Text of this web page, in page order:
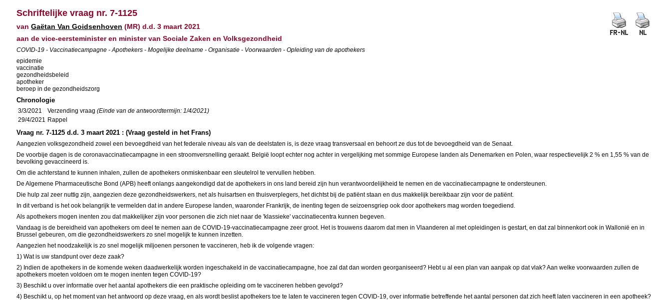
Schriftelijke vraag nr. 7-1125
vanGaëtan Van Goidsenhoven (MR) d.d. 3 maart 2021
aan de vice-eersteminister en minister van Sociale Zaken en Volksgezondheid
COVID-19 - Vaccinatiecampagne - Apothekers - Mogelijke deelname - Organisatie - Voorwaarden - Opleiding van de apothekers
epidemie
vaccinatie
gezondheidsbeleid
apotheker
beroep in de gezondheidszorg
Chronologie
3/3/2021 Verzending vraag(Einde van de antwoordtermijn: 1/4/2021)
29/4/2021 Rappel
Vraag nr. 7-1125 d.d. 3 maart 2021 : (Vraag gesteld in het Frans)
Aangezien volksgezondheid zowel een bevoegdheid van het federale niveau als van de deelstaten is, is deze vraag transversaal en behoort ze dus tot de bevoegdheid van de Senaat.
De voorbije dagen is de coronavaccinatiecampagne in een stroomversnelling geraakt. België loopt echter nog achter in vergelijking met sommige Europese landen als Denemarken en Polen, waar respectievelijk 2 % en 1,55 % van de
bevolking gevaccineerd is.
Om die achterstand te kunnen inhalen, zullen de apothekers onmiskenbaar een sleutelrol te vervullen hebben.
De Algemene Pharmaceutische Bond (APB) heeft onlangs aangekondigd dat de apothekers in ons land bereid zijn hun verantwoordelijkheid te nemen en de vaccinatiecampagne te ondersteunen.
Die hulp zal zeer nuttig zijn, aangezien deze gezondheidswerkers, net als huisartsen en thuisverplegers, het dichtst bij de patiënt staan en dus makkelijk bereikbaar zijn voor de patiënt.
In dit verband is het ook belangrijk te vermelden dat in andere Europese landen, waaronder Frankrijk, de inenting tegen de seizoensgriep ook door apothekers mag worden toegediend.
Als apothekers mogen inenten zou dat makkelijker zijn voor personen die zich niet naar de 'klassieke' vaccinatiecentra kunnen begeven.
Vandaag is de bereidheid van apothekers om deel te nemen aan de COVID-19-vaccinatiecampagne zeer groot. Het is trouwens daarom dat men in Vlaanderen al met opleidingen is gestart, en dat zal binnenkort ook in Wallonië en in
Brussel gebeuren, om die gezondheidswerkers zo snel mogelijk te kunnen inzetten.
Aangezien het noodzakelijk is zo snel mogelijk miljoenen personen te vaccineren, heb ik de volgende vragen:
1) Wat is uw standpunt over deze zaak?
2) Indien de apothekers in de komende weken daadwerkelijk worden ingeschakeld in de vaccinatiecampagne, hoe zal dat dan worden georganiseerd? Hebt u al een plan van aanpak op dat vlak? Aan welke voorwaarden zullen de
apothekers moeten voldoen om te mogen inenten tegen COVID-19?
3) Beschikt u over informatie over het aantal apothekers die een praktische opleiding om te vaccineren hebben gevolgd?
4) Beschikt u, op het moment van het antwoord op deze vraag, en als wordt beslist apothekers toe te laten te vaccineren tegen COVID-19, over informatie betreffende het aantal personen dat zich heeft laten vaccineren in een apotheek?